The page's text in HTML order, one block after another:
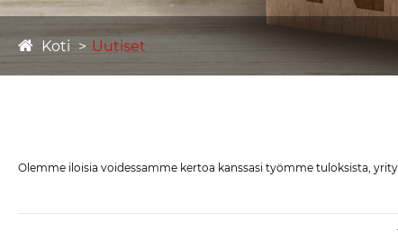
Koti Uutiset
Olemme iloisia voidessamme kertoa kanssasi työmme tuloksista,